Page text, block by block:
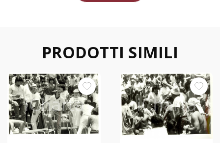
PRODOTTI SIMILI